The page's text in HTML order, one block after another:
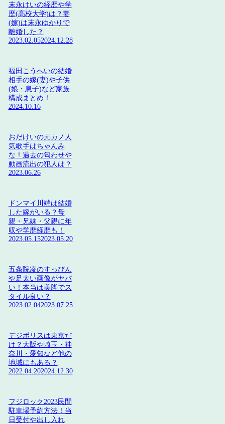
末永けいの経歴や学
歴(高校大学)は？妻
(嫁)は末永ゆかりで
離婚した？
2023.02.052024.12.28
福田こうへいの結婚
相手の嫁(妻)や子供
(娘・息子)など家族
構成まとめ！
2024.10.16
おだけいの元カノ人
気歌手はちゃんみ
な！過去の匂わせや
動画流出の犯人は？
2023.06.26
ドンマイ川端は結婚
した嫁がいる？母
親・兄妹・父親に年
収や学歴経歴も！
2023.05.152023.05.20
五条院凌のすっぴん
や足太い画像がヤバ
い！本当は美脚でス
タイル良い？
2023.02.042023.07.25
デジポリスは東京だ
け？大阪や埼玉・神
奈川・愛知など他の
地域にもある？
2022.04.202024.12.30
フジロック2023民間
駐車場予約方法！当
日受付や出し入れ